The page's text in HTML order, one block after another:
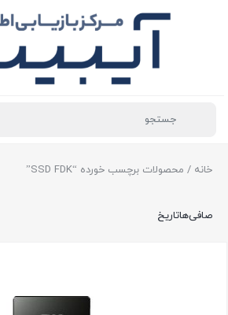
خانه / محصولات برچسب خورده “SSD FDK”
صافی‌هاتاریخ